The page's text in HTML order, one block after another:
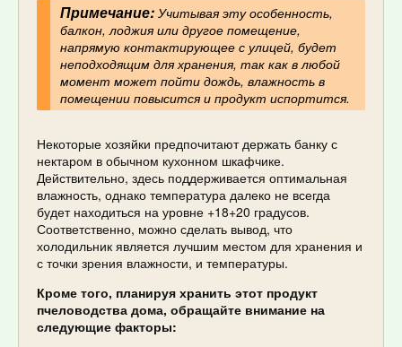
Примечание:Учитывая эту особенность,
балкон, лоджия или другое помещение,
напрямую контактирующее с улицей, будет
неподходящим для хранения, так как в любой
момент может пойти дождь, влажность в
помещении повысится и продукт испортится.
Некоторые хозяйки предпочитают держать банку с
нектаром в обычном кухонном шкафчике.
Действительно, здесь поддерживается оптимальная
влажность, однако температура далеко не всегда
будет находиться на уровне +18+20 градусов.
Соответственно, можно сделать вывод, что
холодильник является лучшим местом для хранения и
с точки зрения влажности, и температуры.
Кроме того, планируя хранить этот продукт
пчеловодства дома, обращайте внимание на
следующие факторы: